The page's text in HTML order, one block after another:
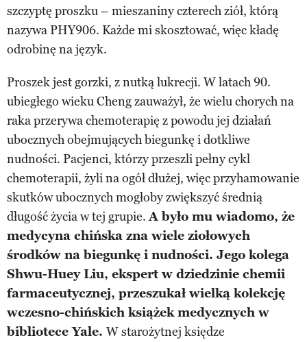
szczyptę proszku – mieszaniny czterech ziół, którą
nazywa PHY906. Każde mi skosztować, więc kładę
odrobinę na język.
Proszek jest gorzki, z nutką lukrecji. W latach 90.
ubiegłego wieku Cheng zauważył, że wielu chorych na
raka przerywa chemoterapię z powodu jej działań
ubocznych obejmujących biegunkę i dotkliwe
nudności. Pacjenci, którzy przeszli pełny cykl
chemoterapii, żyli na ogół dłużej, więc przyhamowanie
skutków ubocznych mogłoby zwiększyć średnią
długość życia w tej grupie.A było mu wiadomo, że
medycyna chińska zna wiele ziołowych
środków na biegunkę i nudności. Jego kolega
Shwu-Huey Liu, ekspert w dziedzinie chemii
farmaceutycznej, przeszukał wielką kolekcję
wczesno-chińskich książek medycznych w
bibliotece Yale. W starożytnej księdze